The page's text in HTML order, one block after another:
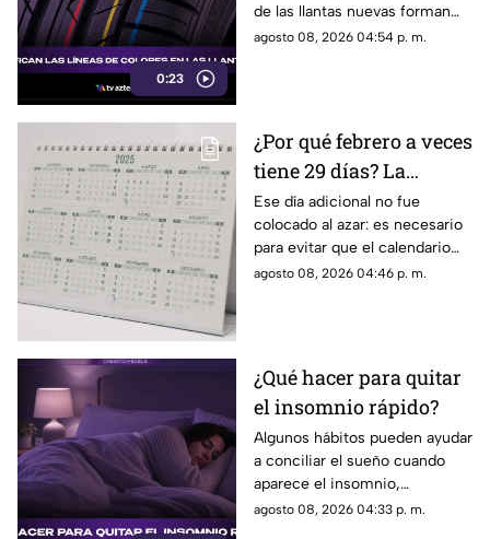
0:23
de las llantas nuevas forman
parte del proceso de
agosto 08, 2026 04:54 p. m.
¿Por qué febrero a veces
tiene 29 días? La
curiosa razón detrás de
los años bisiestos
Ese día adicional no fue
colocado al azar: es necesario
para evitar que el calendario
pierda sincronía con las
agosto 08, 2026 04:46 p. m.
¿Qué hacer para quitar
el insomnio rápido?
Algunos hábitos pueden ayudar
a conciliar el sueño cuando
aparece el insomnio,
especialmente reducir la
agosto 08, 2026 04:33 p. m.